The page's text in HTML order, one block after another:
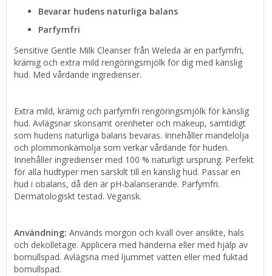
Bevarar hudens naturliga balans
Parfymfri
Sensitive Gentle Milk Cleanser från Weleda är en parfymfri,
krämig och extra mild rengöringsmjölk för dig med känslig
hud. Med vårdande ingredienser.
Extra mild, krämig och parfymfri rengöringsmjölk för känslig
hud. Avlägsnar skonsamt orenheter och makeup, samtidigt
som hudens naturliga balans bevaras. Innehåller mandelolja
och plommonkärnolja som verkar vårdande för huden.
Innehåller ingredienser med 100 % naturligt ursprung. Perfekt
för alla hudtyper men särskilt till en känslig hud. Passar en
hud i obalans, då den är pH-balanserande. Parfymfri.
Dermatologiskt testad. Vegansk.
Användning: Används morgon och kväll över ansikte, hals
och dekolletage. Applicera med händerna eller med hjälp av
bomullspad. Avlägsna med ljummet vatten eller med fuktad
bomullspad.